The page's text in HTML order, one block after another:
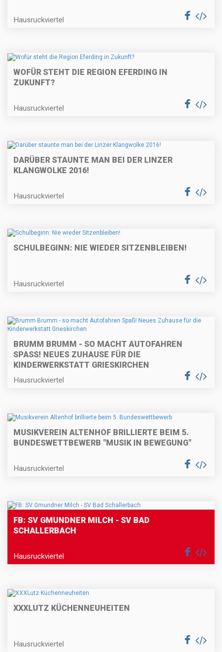
Hausruckviertel
WOFÜR STEHT DIE REGION EFERDING IN
ZUKUNFT?
Hausruckviertel
DARÜBER STAUNTE MAN BEI DER LINZER
KLANGWOLKE 2016!
Hausruckviertel
SCHULBEGINN: NIE WIEDER SITZENBLEIBEN!
Hausruckviertel
BRUMM BRUMM - SO MACHT AUTOFAHREN
SPASS! NEUES ZUHAUSE FÜR DIE K
INDERWERKSTATT GRIESKIRCHEN
Hausruckviertel
MUSIKVEREIN ALTENHOF BRILLIERTE BEIM 5.
BUNDESWETTBEWERB "MUSIK IN BEWEGUNG"
Hausruckviertel
FB: SV GMUNDNER MILCH - SV BAD
SCHALLERBACH
Hausruckviertel
XXXLUTZ KÜCHENNEUHEITEN
Hausruckviertel